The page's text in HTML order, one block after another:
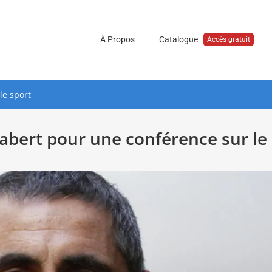
À Propos
Catalogue Accès gratuit
sport
pour une conférence sur le